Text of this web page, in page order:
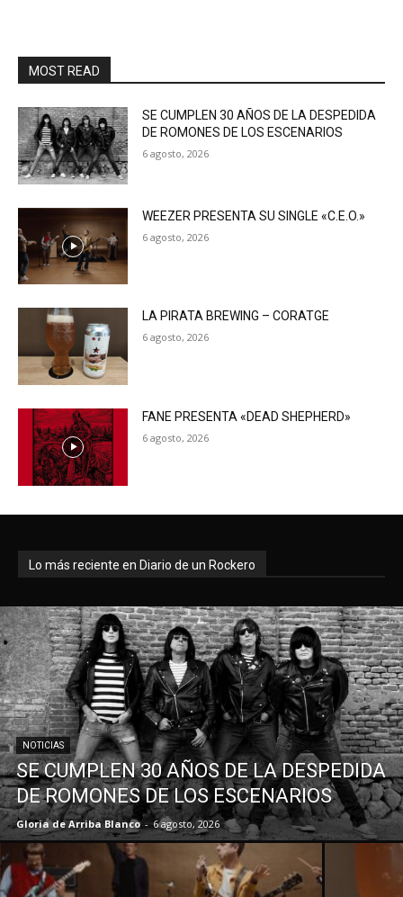
MOST READ
SE CUMPLEN 30 AÑOS DE LA DESPEDIDA
DE ROMONES DE LOS ESCENARIOS
6 agosto, 2026
WEEZER PRESENTA SU SINGLE «C.E.O.»
6 agosto, 2026
LA PIRATA BREWING – CORATGE
6 agosto, 2026
FANE PRESENTA «DEAD SHEPHERD»
6 agosto, 2026
Lo más reciente en Diario de un Rockero
NOTICIAS
SE CUMPLEN 30 AÑOS DE LA DESPEDIDA
DE ROMONES DE LOS ESCENARIOS
Gloria de Arriba Blanco - 6 agosto, 2026